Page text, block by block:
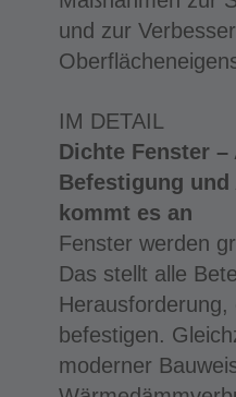
und zur
IM DETAIL
Dichte Fenster –
Befestigung und
kommt es an
Fenster werden
Das stellt alle
befestigen.
moderner